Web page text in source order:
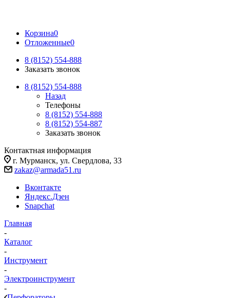
Корзина0
Отложенные0
8 (8152) 554-888
Заказать звонок
8 (8152) 554-888
Назад
Телефоны
8 (8152) 554-888
8 (8152) 554-887
Заказать звонок
Контактная информация
г. Мурманск, ул. Свердлова, 33
zakaz@armada51.ru
Вконтакте
Яндекс.Дзен
Snapchat
Главная
-
Каталог
-
Инструмент
-
Электроинструмент
-